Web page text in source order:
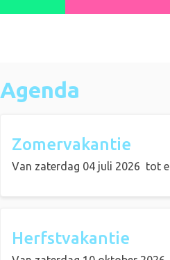
Agenda
Zomervakantie
Van zaterdag 04 juli 2026 tot en met
Herfstvakantie